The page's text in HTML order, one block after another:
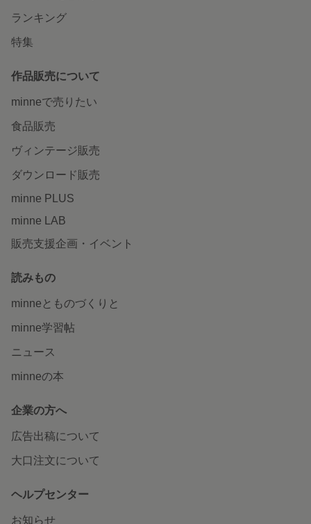
ランキング
特集
作品販売について
minneで売りたい
食品販売
ヴィンテージ販売
ダウンロード販売
minne PLUS
minne LAB
販売支援企画・イベント
読みもの
minneとものづくりと
minne学習帖
ニュース
minneの本
企業の方へ
広告出稿について
大口注文について
ヘルプセンター
お知らせ